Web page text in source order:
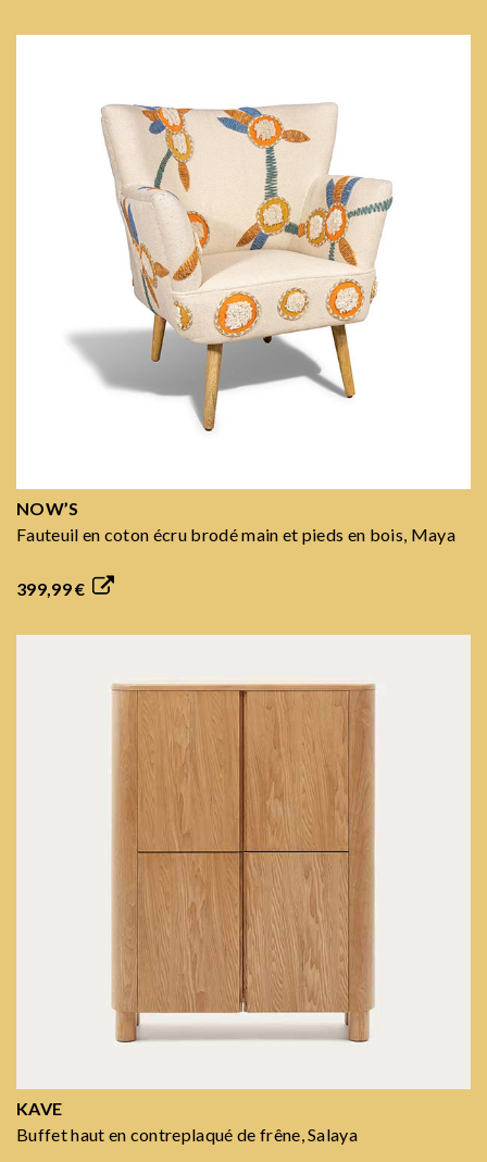
NOW’S
Fauteuil en coton écru brodé main et pieds en bois, Maya
399,99 €
KAVE
Buffet haut en contreplaqué de frêne, Salaya